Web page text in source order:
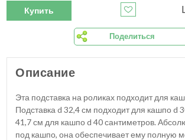
Купить
Поделиться
Описание
Эта подставка на роликах подходит для
Подставка d 32,4 см подходит для кашпо d
41,7 см для кашпо d 40 сантиметров.
под кашпо, она обеспечивает ему полную